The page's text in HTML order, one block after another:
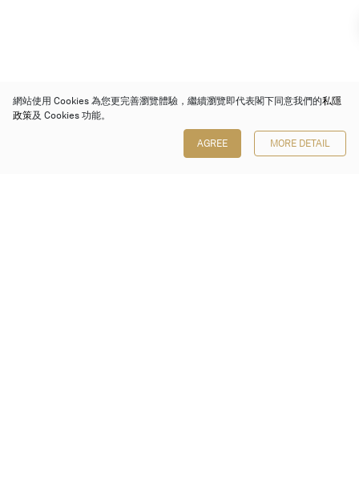
網站使用 Cookies 為您更完善瀏覽體驗，繼續瀏覽即代表閣下同意我們的私隱
政策及 Cookies 功能。
AGREE MORE DETAIL